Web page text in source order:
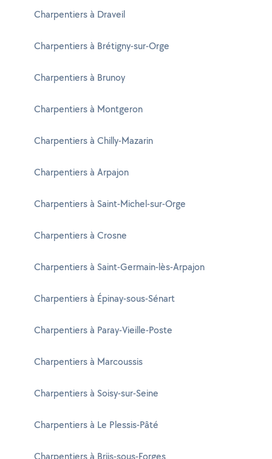
Charpentiers à Draveil
Charpentiers à Brétigny-sur-Orge
Charpentiers à Brunoy
Charpentiers à Montgeron
Charpentiers à Chilly-Mazarin
Charpentiers à Arpajon
Charpentiers à Saint-Michel-sur-Orge
Charpentiers à Crosne
Charpentiers à Saint-Germain-lès-Arpajon
Charpentiers à Épinay-sous-Sénart
Charpentiers à Paray-Vieille-Poste
Charpentiers à Marcoussis
Charpentiers à Soisy-sur-Seine
Charpentiers à Le Plessis-Pâté
Charpentiers à Briis-sous-Forges